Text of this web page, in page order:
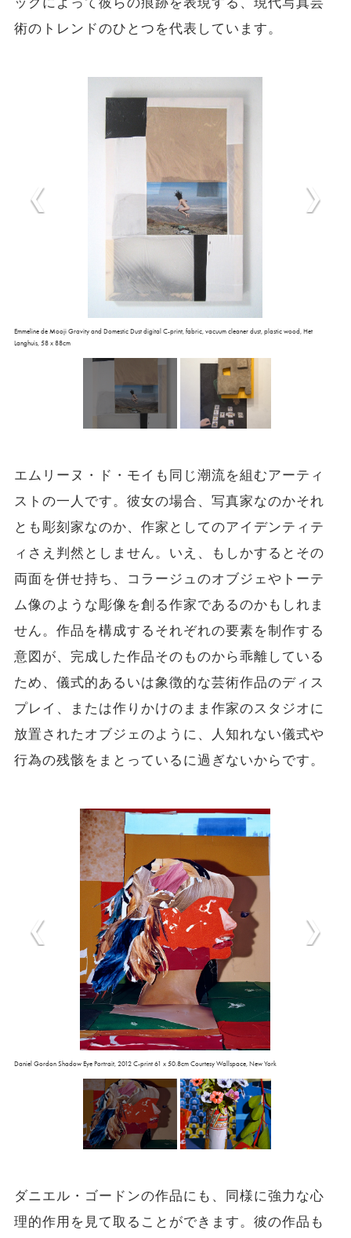
術のトレンドのひとつを代表しています。
Emmeline de Mooji Gravity and Domestic Dust digital C-print, fabric, vacuum cleaner dust, plastic wood, Het
Langhuis, 58 x 88cm
エムリーヌ・ド・モイも同じ潮流を組むアーティ
ストの一人です。彼女の場合、写真家なのかそれ
とも彫刻家なのか、作家としてのアイデンティテ
ィさえ判然としません。いえ、もしかするとその
両面を併せ持ち、コラージュのオブジェやトーテ
ム像のような彫像を創る作家であるのかもしれま
せん。作品を構成するそれぞれの要素を制作する
意図が、完成した作品そのものから乖離している
ため、儀式的あるいは象徴的な芸術作品のディス
プレイ、または作りかけのまま作家のスタジオに
放置されたオブジェのように、人知れない儀式や
行為の残骸をまとっているに過ぎないからです。
Daniel Gordon Shadow Eye Portrait, 2012 C-print 61 x 50.8cm Courtesy Wallspace, New York
ダニエル・ゴードンの作品にも、同様に強力な心
理的作用を見て取ることができます。彼の作品も